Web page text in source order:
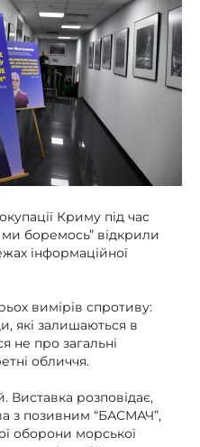
Криму під час
боремось” відкрили
інформаційної
вимірів спротиву:
які залишаються в
не про загальні
обличчя.
розповідає,
з позивним “БАСМАЧ”,
оборони морської